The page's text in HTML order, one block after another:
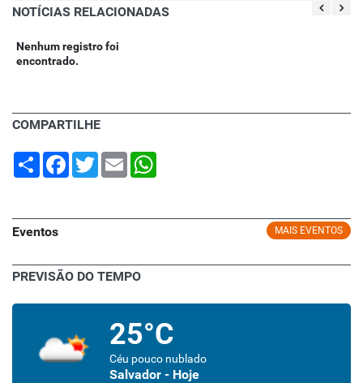
NOTÍCIAS RELACIONADAS
Nenhum registro foi
encontrado.
COMPARTILHE
Share Facebook
TwitterEmail
MAIS EVENTOS
Eventos
PREVISÃO DO TEMPO
25°C
Céu pouco nublado
Salvador - Hoje